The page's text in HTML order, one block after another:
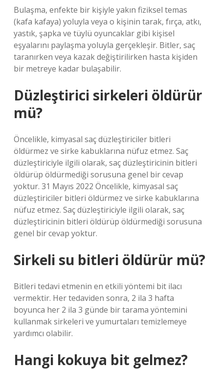
Bulaşma, enfekte bir kişiyle yakın fiziksel temas
(kafa kafaya) yoluyla veya o kişinin tarak, fırça, atkı,
yastık, şapka ve tüylü oyuncaklar gibi kişisel
eşyalarını paylaşma yoluyla gerçekleşir. Bitler, saç
taranırken veya kazak değiştirilirken hasta kişiden
bir metreye kadar bulaşabilir.
Düzleştirici sirkeleri öldürür
mü?
Öncelikle, kimyasal saç düzleştiriciler bitleri
öldürmez ve sirke kabuklarına nüfuz etmez. Saç
düzleştiriciyle ilgili olarak, saç düzleştiricinin bitleri
öldürüp öldürmediği sorusuna genel bir cevap
yoktur. 31 Mayıs 2022 Öncelikle, kimyasal saç
düzleştiriciler bitleri öldürmez ve sirke kabuklarına
nüfuz etmez. Saç düzleştiriciyle ilgili olarak, saç
düzleştiricinin bitleri öldürüp öldürmediği sorusuna
genel bir cevap yoktur.
Sirkeli su bitleri öldürür mü?
Bitleri tedavi etmenin en etkili yöntemi bit ilacı
vermektir. Her tedaviden sonra, 2 ila 3 hafta
boyunca her 2 ila 3 günde bir tarama yöntemini
kullanmak sirkeleri ve yumurtaları temizlemeye
yardımcı olabilir.
Hangi kokuya bit gelmez?